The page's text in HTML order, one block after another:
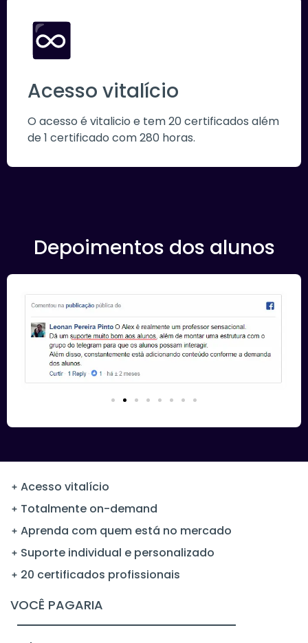
Acesso vitalício
O acesso é vitalicio e tem 20 certificados além
de 1 certificado com 280 horas.
Depoimentos dos alunos
Acesso vitalício
Totalmente on-demand
Aprenda com quem está no mercado
Suporte individual e personalizado
20 certificados profissionais
VOCÊ PAGARIA